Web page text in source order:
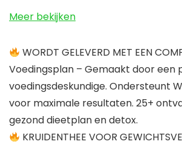
Meer bekijken
WORDT GELEVERD MET EEN
Voedingsplan – Gemaakt door een
voedingsdeskundige. Ondersteunt
voor maximale resultaten. 25+
gezond dieetplan en detox.
KRUIDENTHEE VOOR